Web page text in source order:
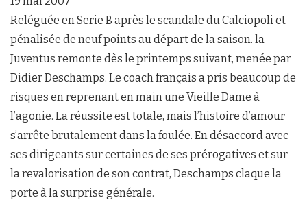
Reléguée en Serie B après le scandale du Calciopoli et
pénalisée de neuf points au départ de la saison. la
Juventus remonte dès le printemps suivant, menée par
Didier Deschamps. Le coach français a pris beaucoup de
risques en reprenant en main une Vieille Dame à
l’agonie. La réussite est totale, mais l’histoire d’amour
s’arrête brutalement dans la foulée. En désaccord avec
ses dirigeants sur certaines de ses prérogatives et sur
la revalorisation de son contrat, Deschamps claque la
porte à la surprise générale.